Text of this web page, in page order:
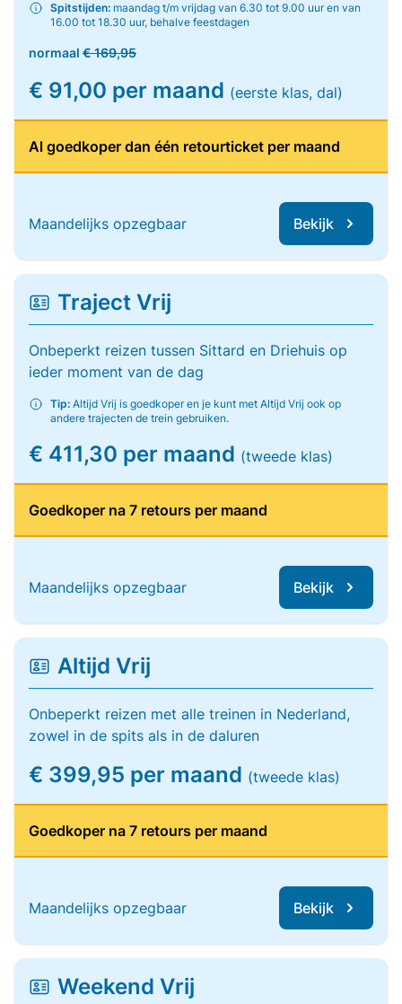
Spitstijden: maandag t/m vrijdag van 6.30 tot 9.00 uur en van
16.00 tot 18.30 uur, behalve feestdagen
normaal € 169,95
€ 91,00 per maand (eerste klas, dal)
Al goedkoper dan één retourticket per maand
Maandelijks opzegbaar Bekijk
Traject Vrij
Onbeperkt reizen tussen Sittard en Driehuis op
ieder moment van de dag
Tip: Altijd Vrij is goedkoper en je kunt met Altijd Vrij ook op
andere trajecten de trein gebruiken.
€ 411,30 per maand (tweede klas)
Goedkoper na 7 retours per maand
Maandelijks opzegbaar Bekijk
Altijd Vrij
Onbeperkt reizen met alle treinen in Nederland,
zowel in de spits als in de daluren
€ 399,95 per maand (tweede klas)
Goedkoper na 7 retours per maand
Maandelijks opzegbaar Bekijk
Weekend Vrij